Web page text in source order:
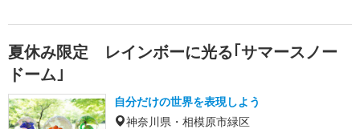
夏休み限定 レインボーに光る｢サマースノー
ドーム｣
自分だけの世界を表現しよう
神奈川県・相模原市緑区